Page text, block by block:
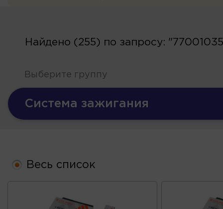
Найдено (255) по запросу:
Выберите группу
Система зажигания
Весь список